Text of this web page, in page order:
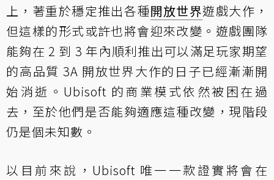
上，著重於穩定推出各種開放世界遊戲大作，
但這樣的形式或許也將會迎來改變。遊戲團隊
能夠在 2 到 3 年內順利推出可以滿足玩家期望
的高品質 3A 開放世界大作的日子已經漸漸開
始消逝。Ubisoft 的商業模式依然被困在過
去，至於他們是否能夠適應這種改變，現階段
仍是個未知數。
以目前來說，Ubisoft 唯一一款證實將會在